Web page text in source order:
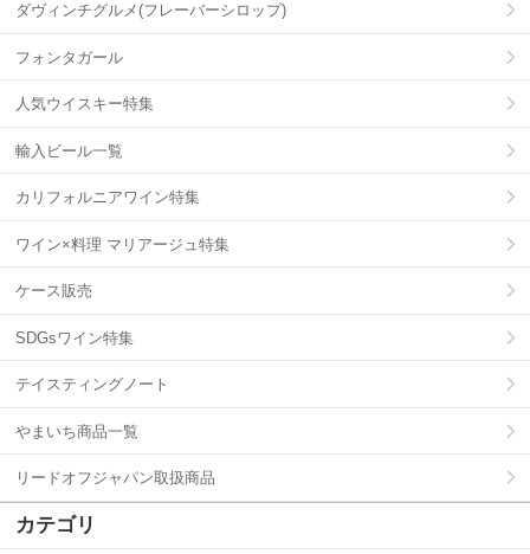
ダヴィンチグルメ(フレーバーシロップ)
フォンタガール
人気ウイスキー特集
輸入ビール一覧
カリフォルニアワイン特集
ワイン×料理 マリアージュ特集
ケース販売
SDGsワイン特集
テイスティングノート
やまいち商品一覧
リードオフジャパン取扱商品
カテゴリ